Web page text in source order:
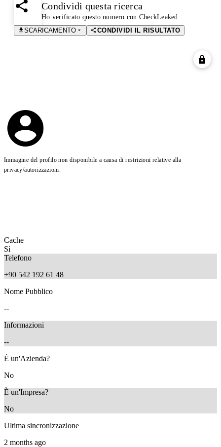
Condividi questa ricerca
Ho verificato questo numero con CheckLeaked
SCARICAMENTO
CONDIVIDI IL RISULTATO
Immagine del profilo non disponibile a causa di restrizioni relative alla
privacy/autorizzazioni.
Cache
Sì
Telefono
+90 542 192 61 48
Nome Pubblico
--
Informazioni
--
È un'Azienda?
No
È un'Impresa?
No
Ultima sincronizzazione
2 months ago